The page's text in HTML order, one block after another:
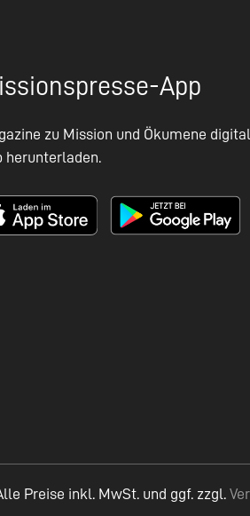
App
zu Mission und Ökumene
herunterladen.
Preise inkl. MwSt. und ggf. zzgl.